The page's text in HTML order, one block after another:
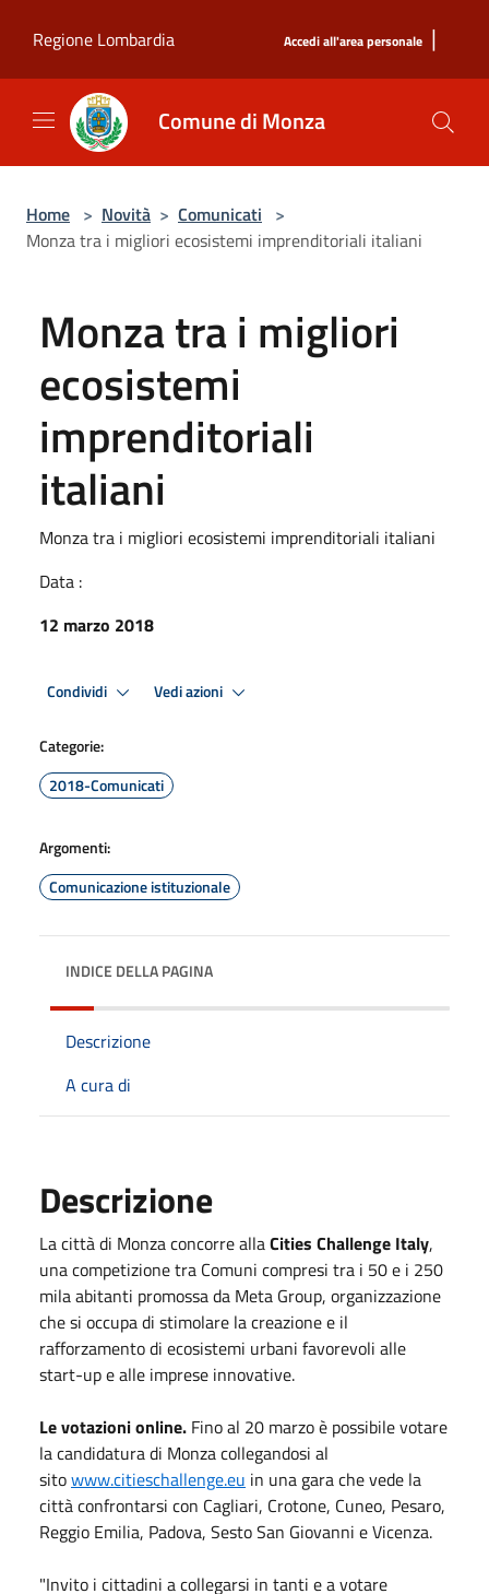
Regione Lombardia
Accedi all'area personale |
Comune di Monza
Home > Novità > Comunicati >
Monza tra i migliori ecosistemi imprenditoriali italiani
Monza tra i migliori
ecosistemi
imprenditoriali
italiani
Monza tra i migliori ecosistemi imprenditoriali italiani
Data :
12 marzo 2018
Condividi Vedi azioni
Categorie:
2018-Comunicati
Argomenti:
Comunicazione istituzionale
INDICE DELLA PAGINA
Descrizione
A cura di
Descrizione
La città di Monza concorre allaCities Challenge Italy,
una competizione tra Comuni compresi tra i 50 e i 250
mila abitanti promossa da Meta Group, organizzazione
che si occupa di stimolare la creazione e il
rafforzamento di ecosistemi urbani favorevoli alle
start-up e alle imprese innovative.
Le votazioni online. Fino al 20 marzo è possibile votare
la candidatura di Monza collegandosi al
sitowww.citieschallenge.eu in una gara che vede la
città confrontarsi con Cagliari, Crotone, Cuneo, Pesaro,
Reggio Emilia, Padova, Sesto San Giovanni e Vicenza.
"Invito i cittadini a collegarsi in tanti e a votare